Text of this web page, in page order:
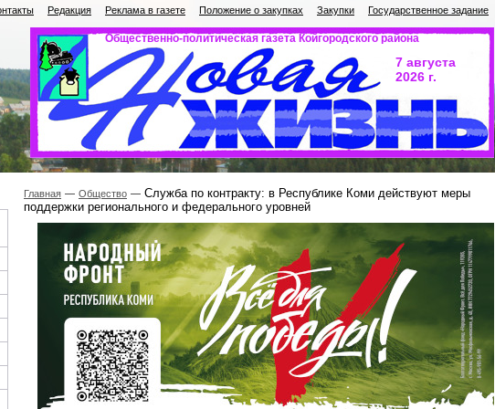
Редакция Реклама в газете Положение о закупках Закупки Государственное задание
Общественно-политическая газета Койгородского района
7 августа
2026 г.
Главная Общество
Служба по контракту: в Республике Коми действуют меры
поддержки регионального и федерального уровней